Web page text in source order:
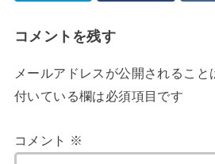
コメントを残す
メールアドレスが公開されること
付いている欄は必須項目です
コメント ※